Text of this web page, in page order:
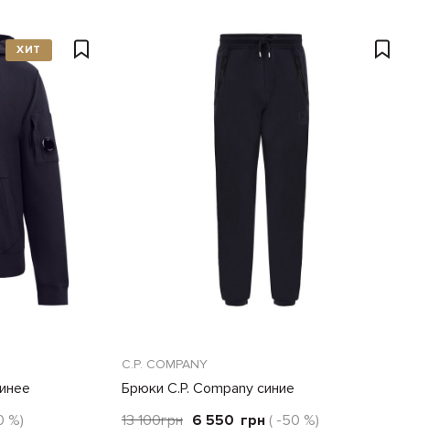
ХИТ
%)
C.P. COMPANY
Брюки C.P. Company синие
13 100грн 6 550 грн ( -50 %)